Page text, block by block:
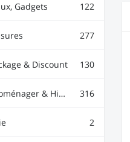
Gadgets 122
277
& Discount 130
& High-Tech 316
2